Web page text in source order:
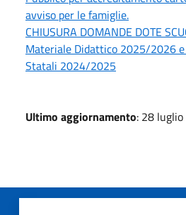
avviso per le famiglie.
CHIUSURA DOMANDE DOTE
Materiale Didattico 2025/2026
Statali 2024/2025
Ultimo aggiornamento: 28